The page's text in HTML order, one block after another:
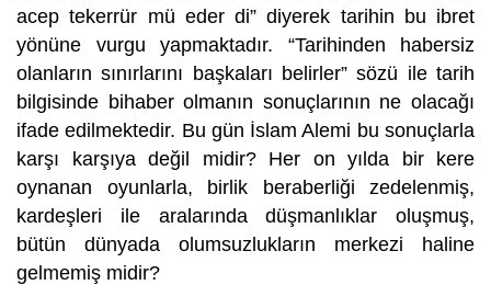
acep tekerrür mü eder di” diyerek tarihin bu ibret
yönüne vurgu yapmaktadır. “Tarihinden habersiz
olanların sınırlarını başkaları belirler” sözü ile tarih
bilgisinde bihaber olmanın sonuçlarının ne olacağı
ifade edilmektedir. Bu gün İslam Alemi bu sonuçlarla
karşı karşıya değil midir? Her on yılda bir kere
oynanan oyunlarla, birlik beraberliği zedelenmiş,
kardeşleri ile aralarında düşmanlıklar oluşmuş,
bütün dünyada olumsuzlukların merkezi haline
gelmemiş midir?